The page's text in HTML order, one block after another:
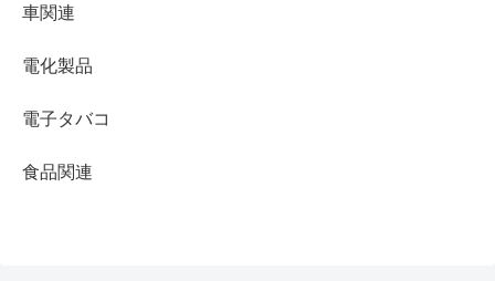
車関連
電化製品
電子タバコ
食品関連